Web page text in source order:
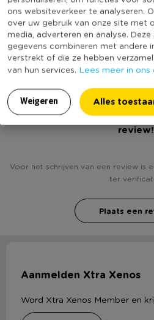
ons websiteverkeer te analyseren.
over uw gebruik van onze site met
media, adverteren en analyse.
gegevens combineren met andere
verstrekt of die ze hebben
van hun services. Lees meer in ons
Weigeren Alles
* Vaatwasmachine én magnetron
Kleur
Vaatwasmachine bestendig
Duurzaamheidsscore
Heb jij Dinerbord Havana -
review!
Voor het schrijven van een review is
ter
Plaats een
Aanmelden Xtra Xenos
Word Xtra Xenos Member en